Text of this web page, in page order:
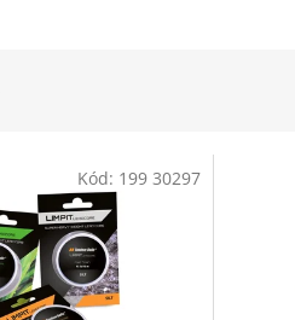
Kód: 199 30297